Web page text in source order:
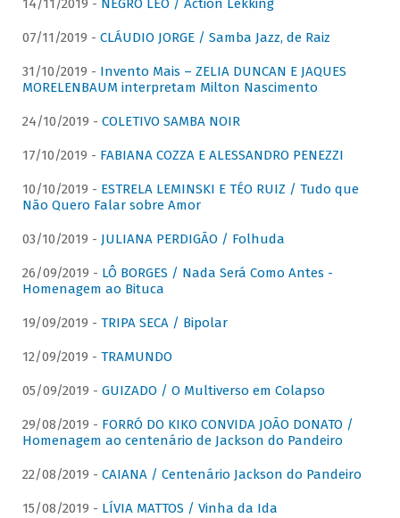
14/11/2019 - NEGRO LÉO / Action Lekking
07/11/2019 - CLÁUDIO JORGE / Samba Jazz, de Raiz
31/10/2019 - Invento Mais – ZELIA DUNCAN E JAQUES
MORELENBAUM interpretam Milton Nascimento
24/10/2019 - COLETIVO SAMBA NOIR
17/10/2019 - FABIANA COZZA E ALESSANDRO PENEZZI
10/10/2019 - ESTRELA LEMINSKI E TÉO RUIZ / Tudo que
Não Quero Falar sobre Amor
03/10/2019 - JULIANA PERDIGÃO / Folhuda
26/09/2019 - LÔ BORGES / Nada Será Como Antes -
Homenagem ao Bituca
19/09/2019 - TRIPA SECA / Bipolar
12/09/2019 - TRAMUNDO
05/09/2019 - GUIZADO / O Multiverso em Colapso
29/08/2019 - FORRÓ DO KIKO CONVIDA JOÃO DONATO /
Homenagem ao centenário de Jackson do Pandeiro
22/08/2019 - CAIANA / Centenário Jackson do Pandeiro
15/08/2019 - LÍVIA MATTOS / Vinha da Ida